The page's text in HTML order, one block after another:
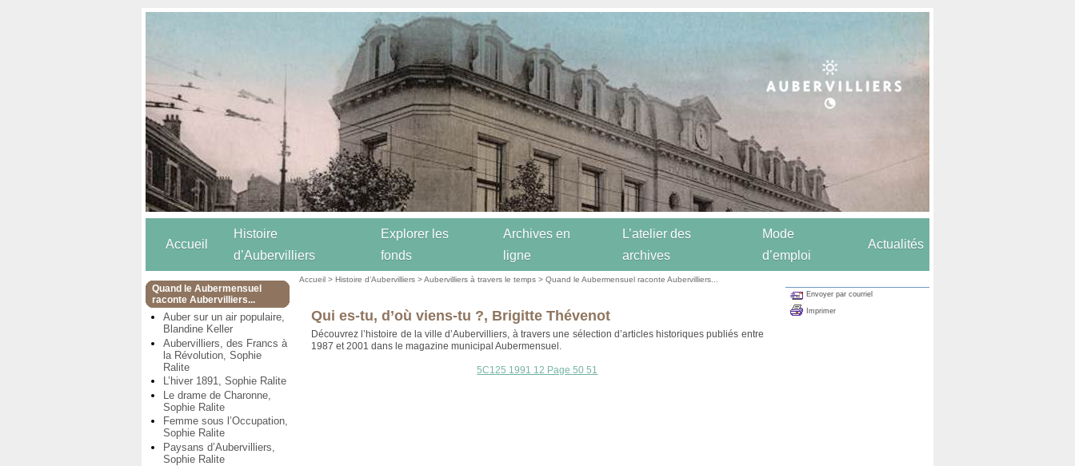
Accueil
Histoire
d’Aubervilliers
Explorer les
fonds
Archives en
ligne
L’atelier des
archives
Mode
d’emploi
Actualités
Quand le Aubermensuel
raconte Aubervilliers...
Auber sur un air populaire,
Blandine Keller
Aubervilliers, des Francs à
la Révolution, Sophie
Ralite
L’hiver 1891, Sophie Ralite
Le drame de Charonne,
Sophie Ralite
Femme sous l’Occupation,
Sophie Ralite
Paysans d’Aubervilliers,
Sophie Ralite
Accueil >Histoire d’Aubervilliers>Aubervilliers à travers le temps >Quand le Aubermensuel raconte Aubervilliers...
Qui es-tu, d’où viens-tu ?, Brigitte Thévenot
Découvrez l’histoire de la ville d’Aubervilliers, à travers une sélection d’articles historiques publiés entre
1987 et 2001 dans le magazine municipal Aubermensuel.
5C125 1991 12 Page 50 51
Envoyer par courriel
Imprimer